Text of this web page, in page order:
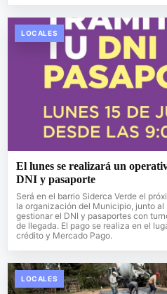
LOCALES
El lunes se realizará un
DNI y pasaporte
Será en el barrio Siderca Verde el
la organización del Municipio, junto al
gestionar el DNI y pasaportes con
de llegada. El pago se realiza en el
crédito y Mercado Pago.
LOCALES